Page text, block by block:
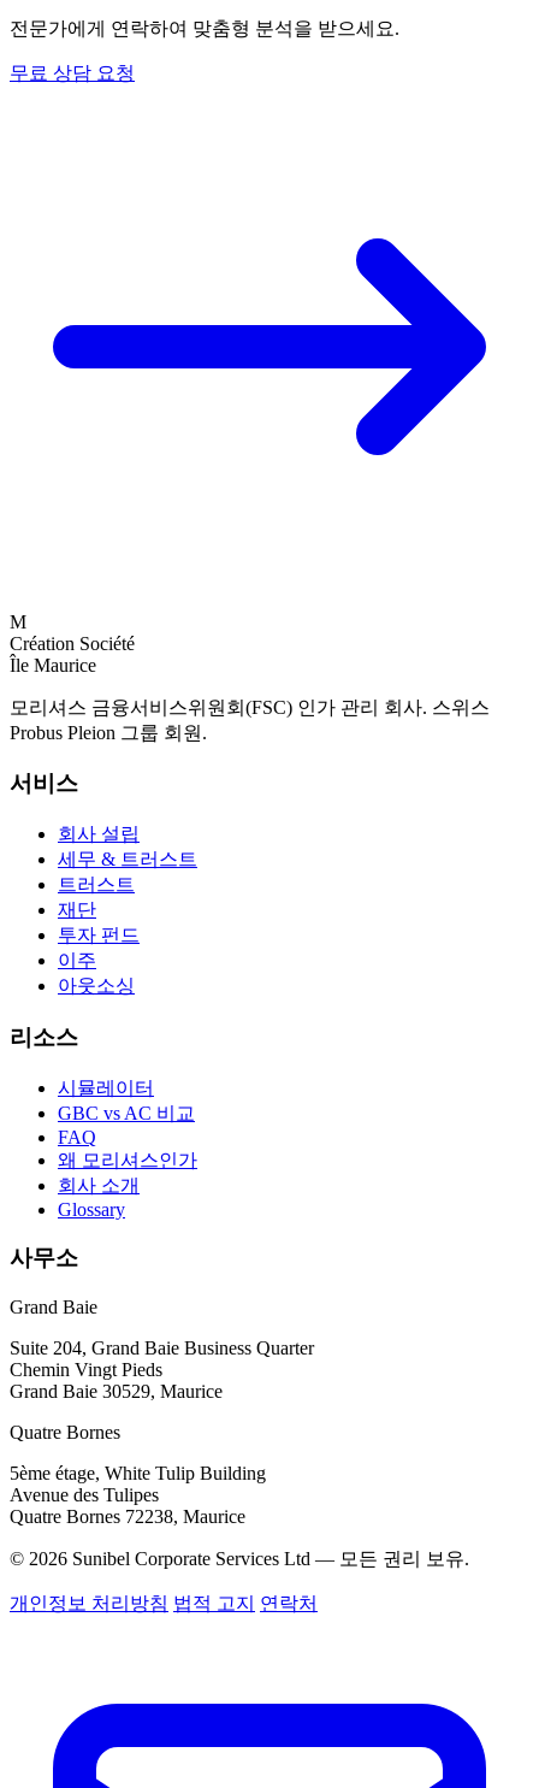
전문가에게 연락하여 맞춤형 분석을 받으세요.
무료 상담 요청
M
Création Société
Île Maurice
모리셔스 금융서비스위원회(FSC) 인가 관리 회사. 스위스
Probus Pleion 그룹 회원.
서비스
회사 설립
세무 & 트러스트
트러스트
재단
투자 펀드
이주
아웃소싱
리소스
시뮬레이터
GBC vs AC 비교
FAQ
왜 모리셔스인가
회사 소개
Glossary
사무소
Grand Baie
Suite 204, Grand Baie Business Quarter
Chemin Vingt Pieds
Grand Baie 30529, Maurice
Quatre Bornes
5ème étage, White Tulip Building
Avenue des Tulipes
Quatre Bornes 72238, Maurice
© 2026 Sunibel Corporate Services Ltd — 모든 권리 보유.
개인정보 처리방침 법적 고지 연락처